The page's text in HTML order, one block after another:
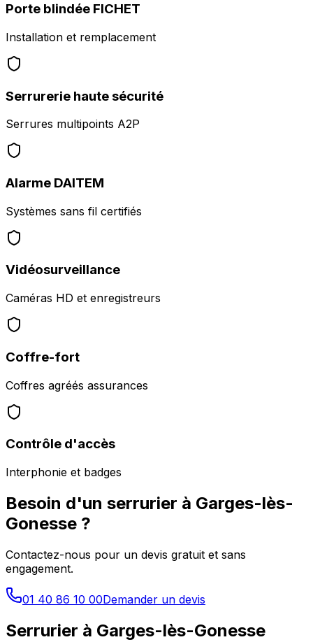
Porte blindée FICHET
Installation et remplacement
Serrurerie haute sécurité
Serrures multipoints A2P
Alarme DAITEM
Systèmes sans fil certifiés
Vidéosurveillance
Caméras HD et enregistreurs
Coffre-fort
Coffres agréés assurances
Contrôle d'accès
Interphonie et badges
Besoin d'un serrurier à Garges-lès-
Gonesse ?
Contactez-nous pour un devis gratuit et sans
engagement.
01 40 86 10 00Demander un devis
Serrurier à Garges-lès-Gonesse